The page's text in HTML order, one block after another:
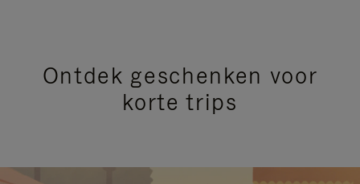
Ontdek geschenken voor
korte trips